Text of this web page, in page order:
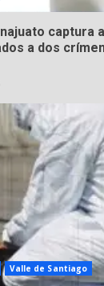
7 de agosto de 2026
captura
a dos
Valle de Santiago